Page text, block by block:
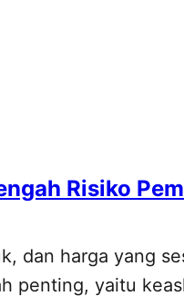
Risiko
dan harga yang
penting, yaitu